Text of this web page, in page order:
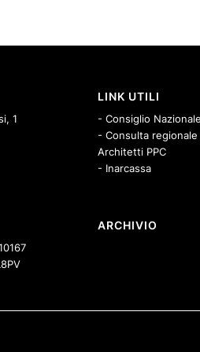
1
LINK UTILI
- Consiglio
- Consulta
Architetti PPC
- Inarcassa
ARCHIVIO